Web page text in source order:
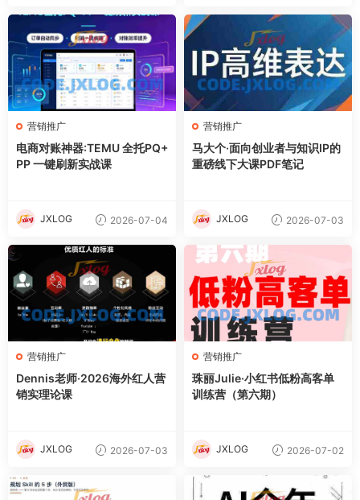
营销推广
电商对账神器:TEMU 全托PQ+
PP 一键刷新实战课
JXLOG 2026-07-04
营销推广
马大个·面向创业者与知识IP的
重磅线下大课PDF笔记
JXLOG 2026-07-03
营销推广
Dennis老师·2026海外红人营
销实理论课
JXLOG 2026-07-03
营销推广
珠丽Julie·小红书低粉高客单
训练营（第六期）
JXLOG 2026-07-02